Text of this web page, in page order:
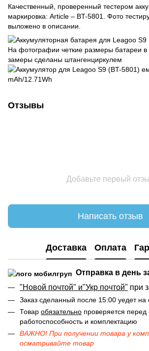
Качественный, проверенный тестером
маркировка: Article – BT-5801. Фото
выложено в описании.
На фотографии четкие размеры батареи в
замеры сделаны штангенциркулем
Отзывы
Добавьте первый
Написать отзыв
Доставка Оплата
Отправка в день
"Новой почтой" и"Укр почтой" при
Заказ сделанный после 15:00 уедет
Товар обязательно проверяется перед
работоспособность и комплектацию
ВАЖНО! При получении товара у
осматривайте товар